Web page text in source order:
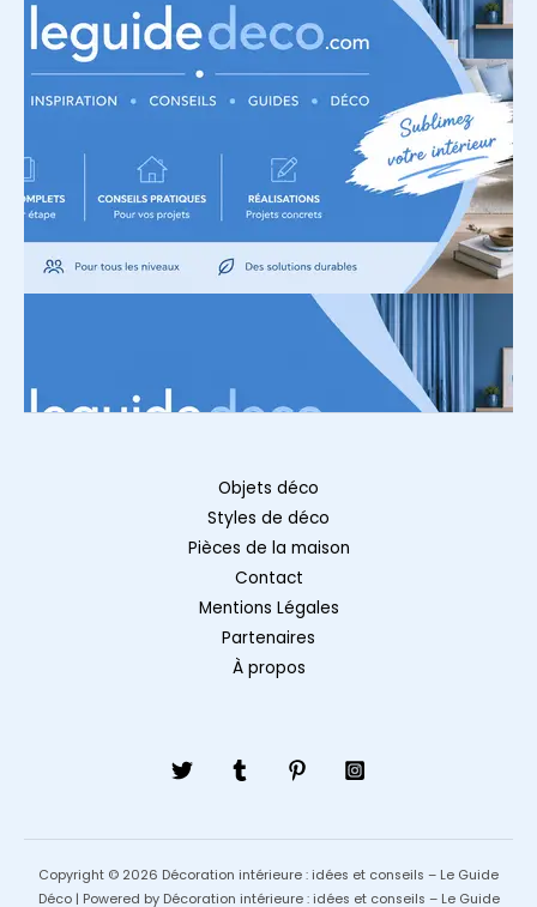
Objets déco
Styles de déco
Pièces de la maison
Contact
Mentions Légales
Partenaires
À propos
Copyright © 2026 Décoration intérieure : idées et conseils – Le Guide
Déco | Powered by Décoration intérieure : idées et conseils – Le Guide